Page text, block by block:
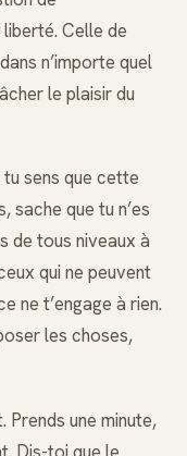
Celle de
n’importe quel
le plaisir du
sens que cette
sache que tu n’es
de tous niveaux à
qui ne peuvent
ne t’engage à rien.
les choses,
Prends une minute,
Dis-toi que le